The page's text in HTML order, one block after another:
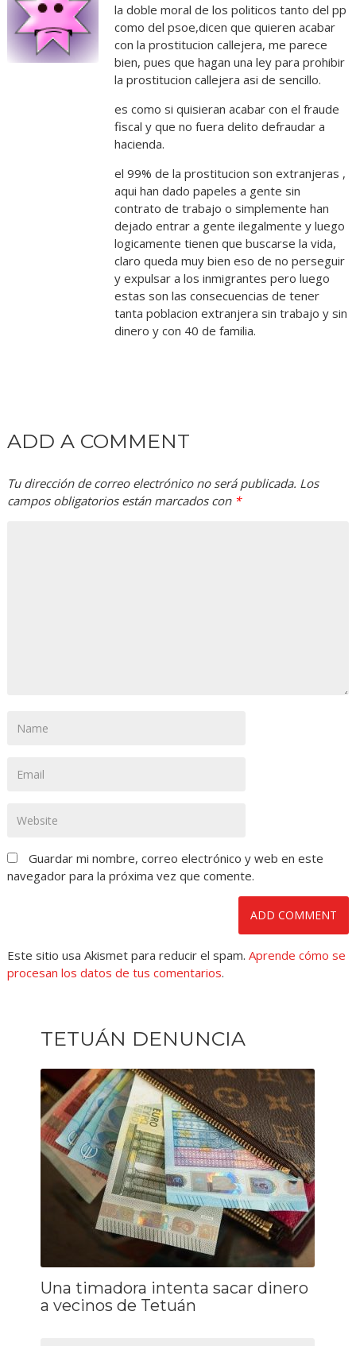
la doble moral de los politicos tanto del pp
como del psoe,dicen que quieren acabar
con la prostitucion callejera, me parece
bien, pues que hagan una ley para prohibir
la prostitucion callejera asi de sencillo.
es como si quisieran acabar con el fraude
fiscal y que no fuera delito defraudar a
hacienda.
el 99% de la prostitucion son extranjeras ,
aqui han dado papeles a gente sin
contrato de trabajo o simplemente han
dejado entrar a gente ilegalmente y luego
logicamente tienen que buscarse la vida,
claro queda muy bien eso de no perseguir
y expulsar a los inmigrantes pero luego
estas son las consecuencias de tener
tanta poblacion extranjera sin trabajo y sin
dinero y con 40 de familia.
ADD A COMMENT
Tu dirección de correo electrónico no será publicada. Los
campos obligatorios están marcados con *
Guardar mi nombre, correo electrónico y web en este
navegador para la próxima vez que comente.
Este sitio usa Akismet para reducir el spam. Aprende cómo se
procesan los datos de tus comentarios.
TETUÁN DENUNCIA
Una timadora intenta sacar dinero
a vecinos de Tetuán